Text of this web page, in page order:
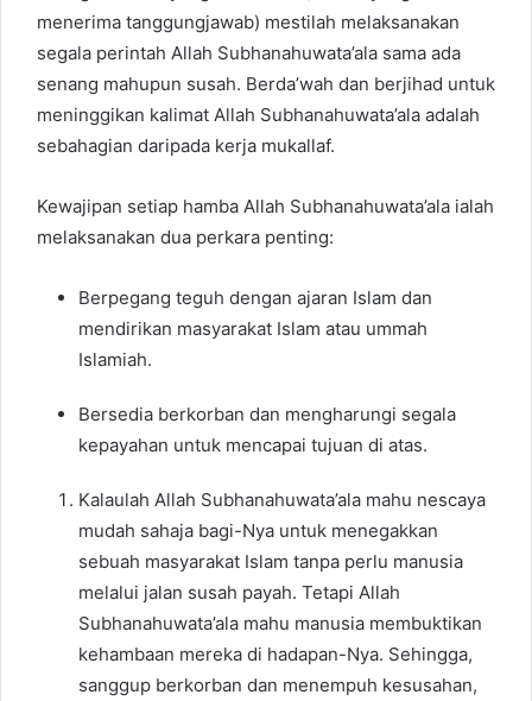
menerima tanggungjawab) mestilah melaksanakan
segala perintah Allah Subhanahuwata’ala sama ada
senang mahupun susah. Berda’wah dan berjihad untuk
meninggikan kalimat Allah Subhanahuwata’ala adalah
sebahagian daripada kerja mukallaf.
Kewajipan setiap hamba Allah Subhanahuwata’ala ialah
melaksanakan dua perkara penting:
Berpegang teguh dengan ajaran Islam dan
mendirikan masyarakat Islam atau ummah
Islamiah.
Bersedia berkorban dan mengharungi segala
kepayahan untuk mencapai tujuan di atas.
Kalaulah Allah Subhanahuwata’ala mahu nescaya
mudah sahaja bagi-Nya untuk menegakkan
sebuah masyarakat Islam tanpa perlu manusia
melalui jalan susah payah. Tetapi Allah
Subhanahuwata’ala mahu manusia membuktikan
kehambaan mereka di hadapan-Nya. Sehingga,
sanggup berkorban dan menempuh kesusahan,